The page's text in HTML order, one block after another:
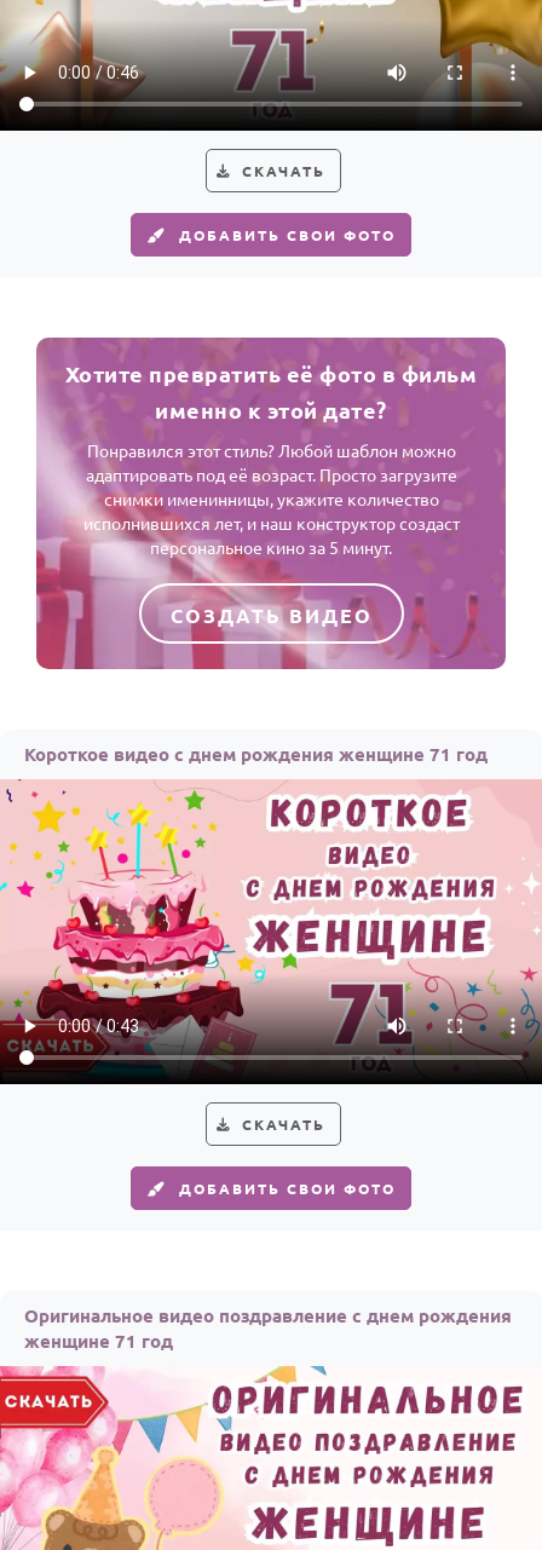
СКАЧАТЬ
ДОБАВИТЬ СВОИ ФОТО
Хотите превратить её фото в фильм
именно к этой дате?
Понравился этот стиль? Любой шаблон можно
адаптировать под её возраст. Просто загрузите
снимки именинницы, укажите количество
исполнившихся лет, и наш конструктор создаст
персональное кино за 5 минут.
СОЗДАТЬ ВИДЕО
Короткое видео с днем рождения женщине 71 год
СКАЧАТЬ
ДОБАВИТЬ СВОИ ФОТО
Оригинальное видео поздравление с днем рождения
женщине 71 год